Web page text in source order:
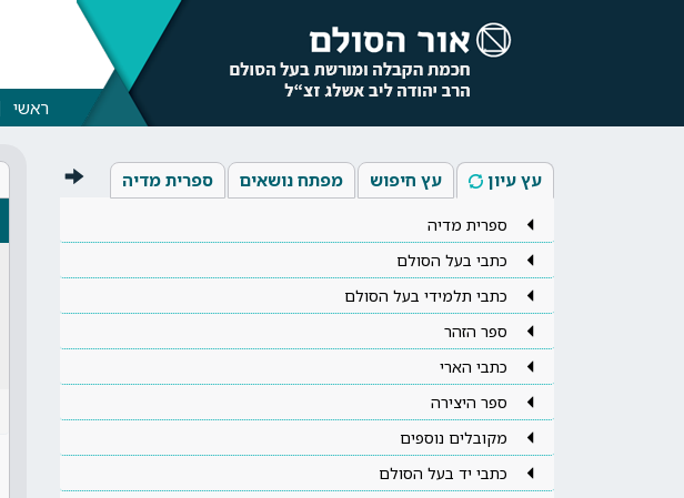
ראשי
עץ עיון עץ חיפוש מפתח נושאים ספרית מדיה
ספרית מדיה
כתבי בעל הסולם
כתבי תלמידי בעל הסולם
ספר הזהר
כתבי הארי
ספר היצירה
מקובלים נוספים
כתבי יד בעל הסולם